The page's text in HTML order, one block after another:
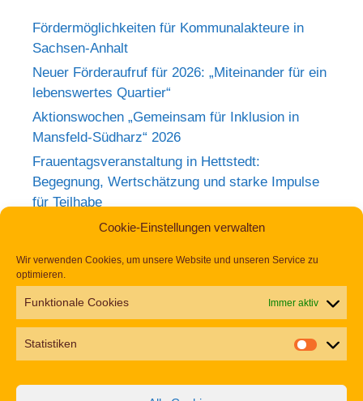
Cookie-Einstellungen verwalten
Wir verwenden Cookies, um unsere Website und unseren Service zu
optimieren.
Funktionale Cookies Immer aktiv
Statistiken
Fördermöglichkeiten für Kommunalakteure in
Sachsen-Anhalt
Neuer Förderaufruf für 2026: „Miteinander für ein
lebenswertes Quartier“
Aktionswochen „Gemeinsam für Inklusion in
Mansfeld-Südharz“ 2026
Frauentagsveranstaltung in Hettstedt:
Begegnung, Wertschätzung und starke Impulse
für Teilhabe
Rückblick zum Weltkrebstag im Europa-
Tag der Begegnung 2026 – Jetzt anmelden und
dabei sein!
Aufruf zu den Aktionswochen „Gemeinsam für